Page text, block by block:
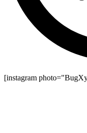
[instagram